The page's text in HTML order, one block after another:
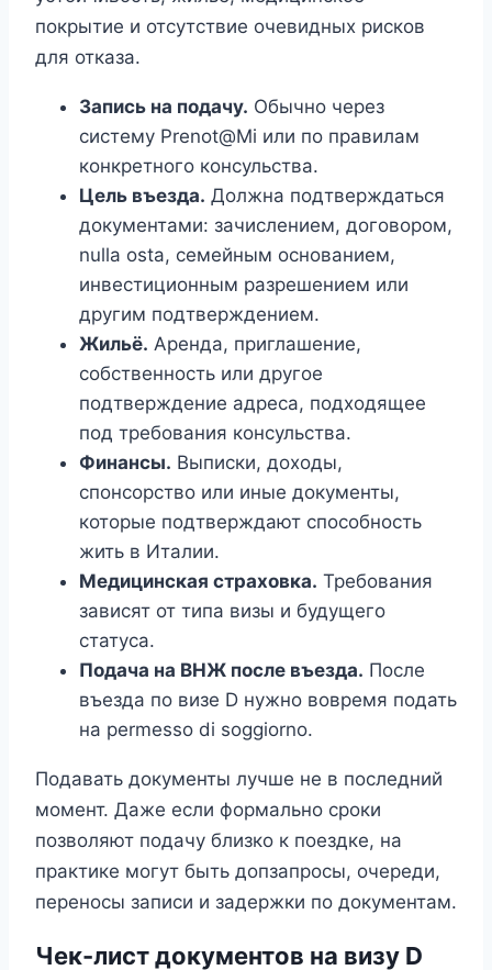
покрытие и отсутствие очевидных рисков
для отказа.
Запись на подачу. Обычно через
систему Prenot@Mi или по правилам
конкретного консульства.
Цель въезда. Должна подтверждаться
документами: зачислением, договором,
nulla osta, семейным основанием,
инвестиционным разрешением или
другим подтверждением.
Жильё. Аренда, приглашение,
собственность или другое
подтверждение адреса, подходящее
под требования консульства.
Финансы. Выписки, доходы,
спонсорство или иные документы,
которые подтверждают способность
жить в Италии.
Медицинская страховка. Требования
зависят от типа визы и будущего
статуса.
Подача на ВНЖ после въезда. После
въезда по визе D нужно вовремя подать
на permesso di soggiorno.
Подавать документы лучше не в последний
момент. Даже если формально сроки
позволяют подачу близко к поездке, на
практике могут быть допзапросы, очереди,
переносы записи и задержки по документам.
Чек-лист документов на визу D